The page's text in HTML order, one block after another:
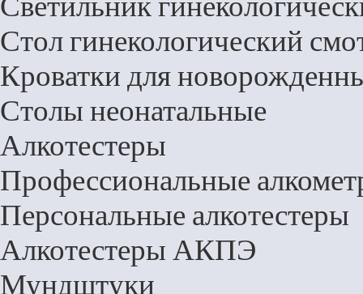
Стол гинекологический
Кроватки для
Столы неонатальные
Алкотестеры
Профессиональные
Персональные алкотестеры
Алкотестеры АКПЭ
Мундштуки